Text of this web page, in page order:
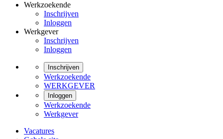
Werkzoekende
Inschrijven
Inloggen
Werkgever
Inschrijven
Inloggen
Inschrijven
Werkzoekende
WERKGEVER
Inloggen
Werkzoekende
Werkgever
Vacatures